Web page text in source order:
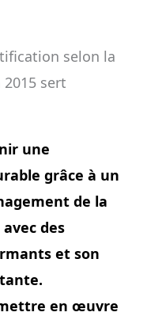
selon la
sert
une
grâce à un
de la
des
et son
en œuvre